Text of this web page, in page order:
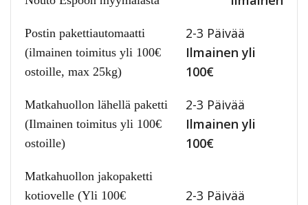
Postin pakettiautomaatti
(ilmainen toimitus yli 100€
ostoille, max 25kg)
2-3 Päivää
Ilmainen yli
100€
Matkahuollon lähellä paketti
(Ilmainen toimitus yli 100€
ostoille)
2-3 Päivää
Ilmainen yli
100€
Matkahuollon jakopaketti
kotiovelle (Yli 100€
2-3 Päivää